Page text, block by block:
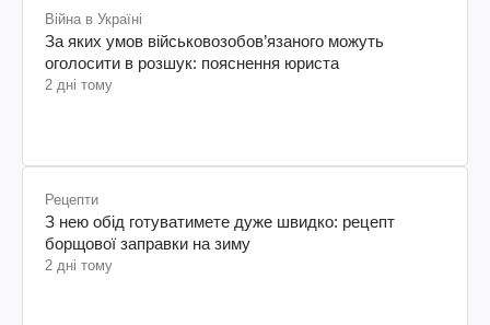
Війна в Україні
За яких умов військовозобов’язаного можуть
оголосити в розшук: пояснення юриста
2 дні тому
Рецепти
З нею обід готуватимете дуже швидко: рецепт
борщової заправки на зиму
2 дні тому